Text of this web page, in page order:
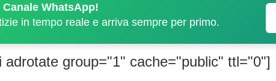
WhatsApp!
in tempo reale e arriva sempre per primo.
adrotate group="1" cache="public" ttl="0"]